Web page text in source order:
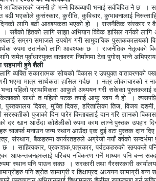
जननी हो भन्ने विश्वव्यापी भनाई सर्वविदित नै छ
।
बढी भएकोले कुसंस्कार, कुरीति, कुविचार, कुभावनालाई
लागि बढी आवश्यकता भएको हो
। राजनैतिक संस्कार र
। सबैको हितको लागि साझा अभियान विवेक हासिल गर्नको
सम्रग समाजले उपयोग गरी सामुदायिक पुस्तककालयको
रुपमा उतार्नको लागि आवश्यक छ
। राजनैतिक नेतृत्वको
समेत पूर्वाधारयुक्त वातावरण निर्माणमा टेवा पुगोस् भन्ने अभिप्राय
सहभागी हुने शैली
व्यक्ति सकारात्मक सोचको विकास र उपयुक्त वातावरणको
भएमा मात्र सार्थकता हासिल गर्दछ
। नत्र लोकाचारको र
पहिलो प्राथमिकता आफुले अध्ययन गरी सकेका पुस्तकलाई
साथी त पहिलो पटक तपाई आफू स्वय नै हो
।
, पुस्तकालय दिवस, मुक्ति दिवस, हरितालिका तिज, विजय दशमी,
सरस्वतीको पुजाको दिन पारेर किताबलाई दान गरि ज्ञानको
दर खान आउँदा कोशेलीको रुपमा काम लाग्ने पुस्तक उपहार
चाडपर्व मनाउन जन्म स्थान आउँदा एक दुई वटा पुस्तक दान दिए
, संस्थान, बैकहरुमा कार्यरतहरुले अग्रेजी नयाँ वर्षको
छ
। साहित्यकार, प्रकाशक,पत्रकार, पर्यटकहरुको सम्र्पकले
आफन्तजनहरुलाई परिचय नविकरण गर्ने माध्यम पनि बन्न
स्थान पनि पाउन सक्छ
। सरकारी तथा गैरसरकारी
पनि श्रोत सामाग्री र शिक्षाप्रद अध्ययन सामाग्री